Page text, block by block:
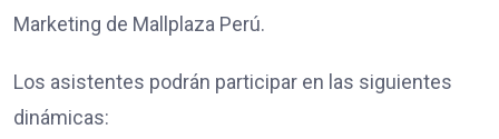
Marketing de Mallplaza Perú.
Los asistentes podrán participar en las siguientes
dinámicas: